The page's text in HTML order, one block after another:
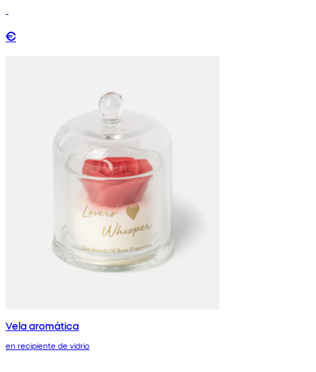
€
Vela aromática
en recipiente de vidrio